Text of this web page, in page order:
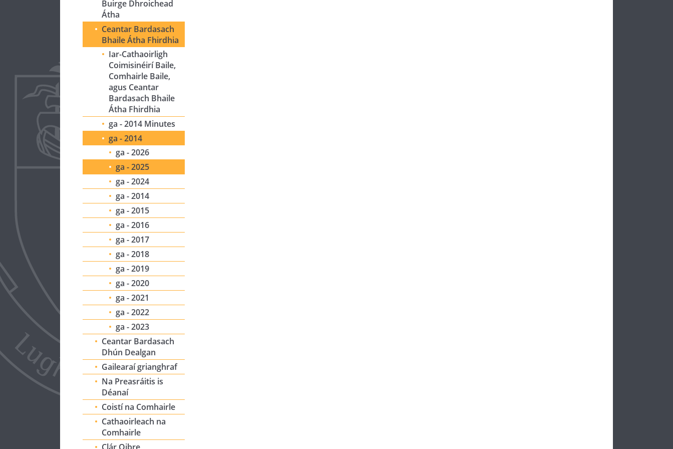
Buirge Dhroichead
Átha
Ceantar Bardasach
Bhaile Átha Fhirdhia
Iar-Cathaoirligh
Coimisinéirí Baile,
Comhairle Baile,
agus Ceantar
Bardasach Bhaile
Átha Fhirdhia
ga - 2014 Minutes
ga - 2014
ga - 2026
ga - 2025
ga - 2024
ga - 2014
ga - 2015
ga - 2016
ga - 2017
ga - 2018
ga - 2019
ga - 2020
ga - 2021
ga - 2022
ga - 2023
Ceantar Bardasach
Dhún Dealgan
Gailearaí grianghraf
Na Preasráitis is
Déanaí
Coistí na Comhairle
Cathaoirleach na
Comhairle